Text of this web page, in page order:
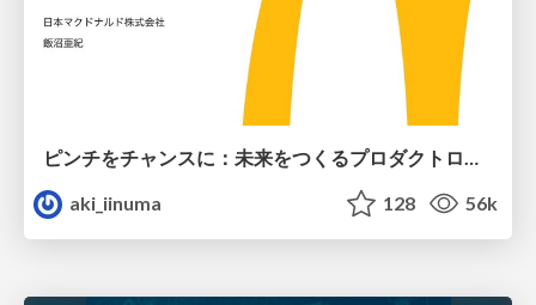
aki_iinuma
128 56k